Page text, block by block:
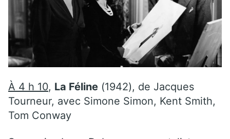
À 4 h 10, La Féline (1942), de Jacques
Tourneur, avec Simone Simon, Kent Smith,
Tom Conway